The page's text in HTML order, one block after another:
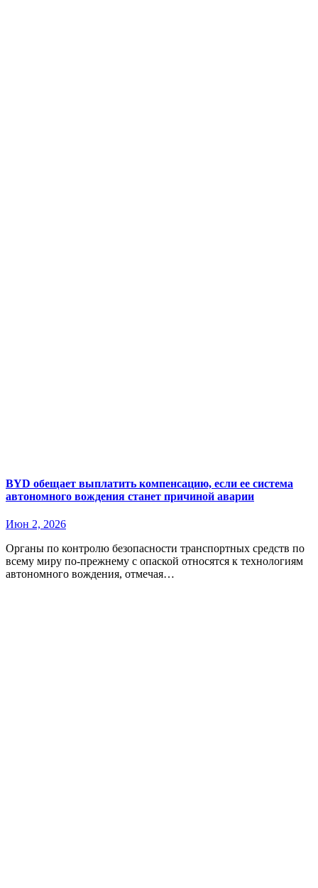
BYD обещает выплатить компенсацию, если ее система
автономного вождения станет причиной аварии
Июн 2, 2026
Органы по контролю безопасности транспортных средств по
всему миру по-прежнему с опаской относятся к технологиям
автономного вождения, отмечая…